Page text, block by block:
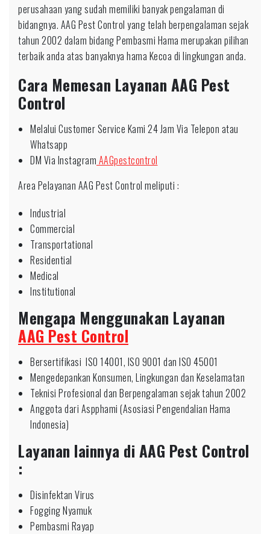
perusahaan yang sudah memiliki banyak pengalaman di
bidangnya. AAG Pest Control yang telah berpengalaman sejak
tahun 2002 dalam bidang Pembasmi Hama merupakan pilihan
terbaik anda atas banyaknya hama Kecoa di lingkungan anda.
Cara Memesan Layanan AAG Pest
Control
Melalui Customer Service Kami 24 Jam Via Telepon atau
Whatsapp
DM Via Instagram AAGpestcontrol
Area Pelayanan AAG Pest Control meliputi :
Industrial
Commercial
Transportational
Residential
Medical
Institutional
Mengapa Menggunakan Layanan
AAG Pest Control
Bersertifikasi ISO 14001, ISO 9001 dan ISO 45001
Mengedepankan Konsumen, Lingkungan dan Keselamatan
Teknisi Profesional dan Berpengalaman sejak tahun 2002
Anggota dari Aspphami (Asosiasi Pengendalian Hama
Indonesia)
Layanan lainnya di AAG Pest Control
:
Disinfektan Virus
Fogging Nyamuk
Pembasmi Rayap